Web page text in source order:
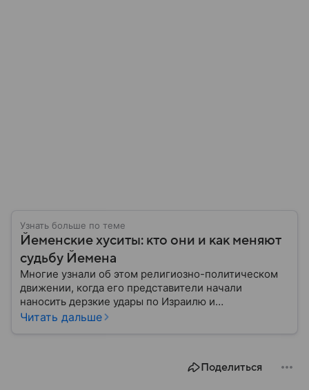
Узнать больше по теме
Йеменские хуситы: кто они и как меняют
судьбу Йемена
Многие узнали об этом религиозно-политическом
движении, когда его представители начали
наносить дерзкие удары по Израилю и
терроризировать корабли, связанные с этим
рамках Ближневосточного конфликта. Подробней
Читать дальше
Поделиться